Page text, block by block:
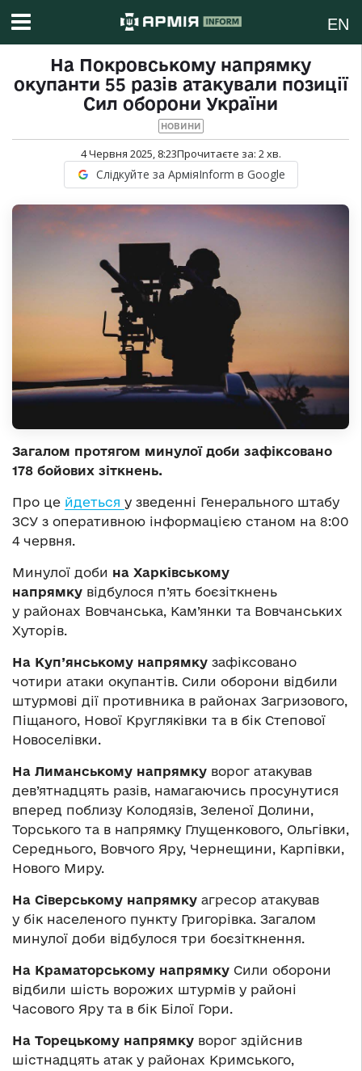
EN
На Покровському напрямку
окупанти 55 разів атакували позиції
Сил оборони України
НОВИНИ
4 Червня 2025, 8:23Прочитаєте за: 2хв.
Слідкуйте за АрміяInform в Google
Загалом протягом минулої доби зафіксовано
178 бойових зіткнень.
Про це йдеться у зведенні Генерального штабу
ЗСУ з оперативною інформацією станом на 8:00
4 червня.
Минулої доби на Харківському
напрямку відбулося п’ять боєзіткнень
у районах Вовчанська, Кам’янки та Вовчанських
Хуторів.
На Куп’янському напрямку зафіксовано
чотири атаки окупантів. Сили оборони відбили
штурмові дії противника в районах Загризового,
Піщаного, Нової Кругляківки та в бік Степової
Новоселівки.
На Лиманському напрямку ворог атакував
дев’ятнадцять разів, намагаючись просунутися
вперед поблизу Колодязів, Зеленої Долини,
Торського та в напрямку Глущенкового, Ольгівки,
Середнього, Вовчого Яру, Чернещини, Карпівки,
Нового Миру.
На Сіверському напрямку агресор атакував
у бік населеного пункту Григорівка. Загалом
минулої доби відбулося три боєзіткнення.
На Краматорському напрямку Сили оборони
відбили шість ворожих штурмів у районі
Часового Яру та в бік Білої Гори.
На Торецькому напрямку ворог здійснив
шістнадцять атак у районах Кримського,